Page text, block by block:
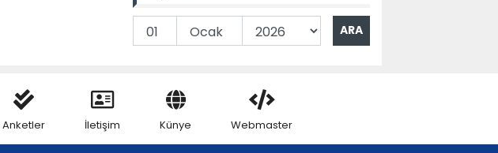
Anketler İletişim Künye Webmaster